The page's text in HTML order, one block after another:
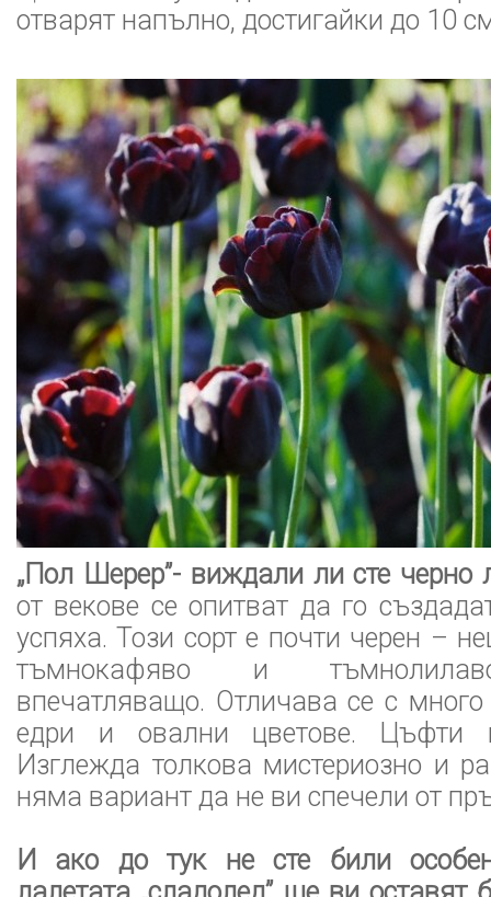
отварят напълно, достигайки до 10
„Пол Шерер”- виждали ли сте черно
от векове се опитват да го
успяха. Този сорт е почти черен –
тъмнокафяво и
впечатляващо. Отличава се с
едри и овални цветове. Цъфти
Изглежда толкова мистериозно и
няма вариант да не ви спечели от
И ако до тук не сте били